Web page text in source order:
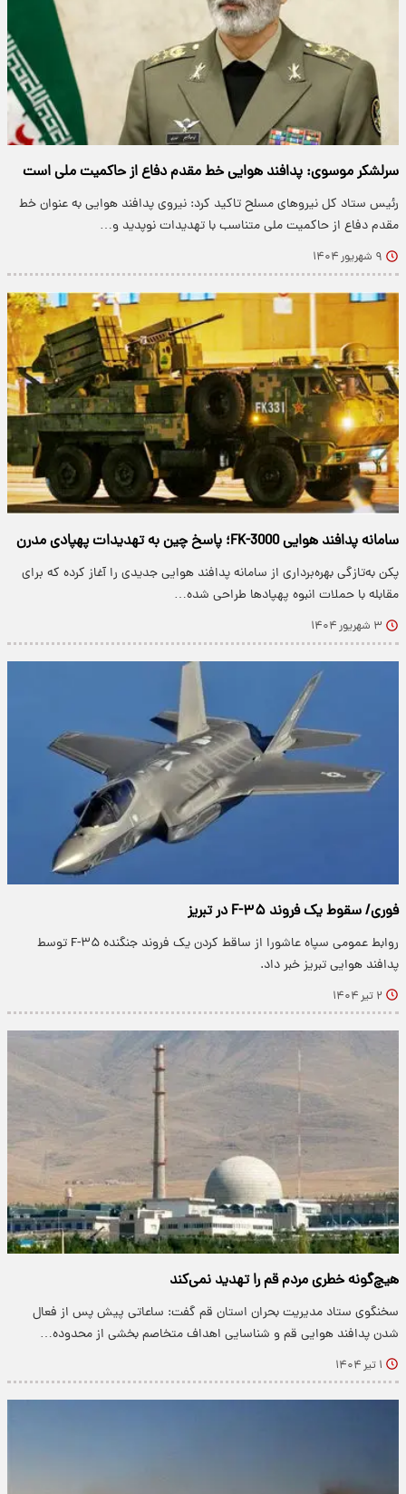
سرلشکر موسوی: پدافند هوایی خط مقدم دفاع از حاکمیت ملی است
رئیس ستاد کل نیروهای مسلح تاکید کرد: نیروی پدافند هوایی به عنوان خط
مقدم دفاع از حاکمیت ملی متناسب با تهدیدات نوپدید و…
۹ شهریور ۱۴۰۴
سامانه پدافند هوایی FK-3000؛ پاسخ چین به تهدیدات پهپادی مدرن
پکن به‌تازگی بهره‌برداری از سامانه پدافند هوایی جدیدی را آغاز کرده که برای
مقابله با حملات انبوه پهپادها طراحی شده…
۳ شهریور ۱۴۰۴
فوری/ سقوط یک فروند F-۳۵ در تبریز
روابط عمومی سپاه عاشورا از ساقط کردن یک فروند جنگنده F-۳۵ توسط
پدافند هوایی تبریز خبر داد.
۲ تیر ۱۴۰۴
هیچ‌گونه خطری مردم قم را تهدید نمی‌کند
سخنگوی ستاد مدیریت بحران استان قم گفت: ساعاتی پیش پس از فعال
شدن پدافند هوایی قم و شناسایی اهداف متخاصم بخشی از محدوده…
۱ تیر ۱۴۰۴